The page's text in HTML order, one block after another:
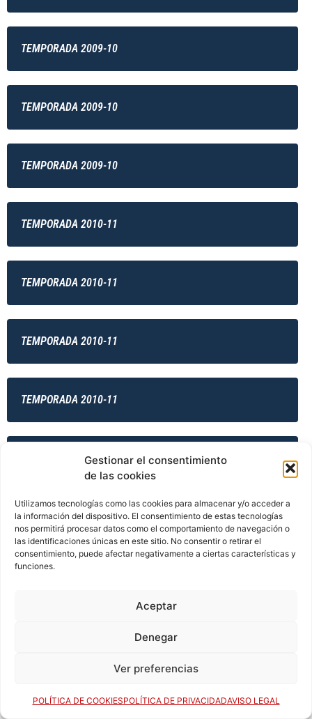
Gestionar el consentimiento
de las cookies
Utilizamos tecnologías como las cookies para almacenar y/o acceder a
la información del dispositivo. El consentimiento de estas tecnologías
nos permitirá procesar datos como el comportamiento de navegación o
las identificaciones únicas en este sitio. No consentir o retirar el
consentimiento, puede afectar negativamente a ciertas características y
funciones.
Aceptar
Denegar
Ver preferencias
POLÍTICA DE COOKIESPOLÍTICA DE PRIVACIDADAVISO LEGAL
TEMPORADA 2009-10
TEMPORADA 2009-10
TEMPORADA 2009-10
TEMPORADA 2010-11
TEMPORADA 2010-11
TEMPORADA 2010-11
TEMPORADA 2010-11
TEMPORADA 2011-12
TEMPORADA 2011-12
TEMPORADA 2013-14